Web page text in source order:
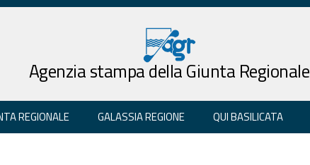
Agenzia stampa della Giunta Regionale
REGIONALE GALASSIA REGIONE QUI BASILICATA